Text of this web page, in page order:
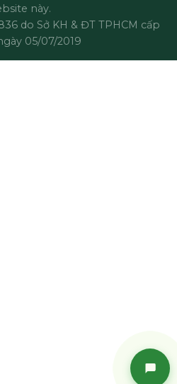
này.
do Sở KH & ĐT TPHCM cấp
05/07/2019